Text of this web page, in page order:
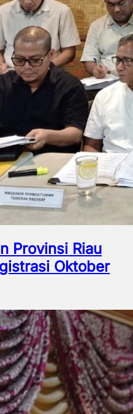
Provinsi Riau
Oktober